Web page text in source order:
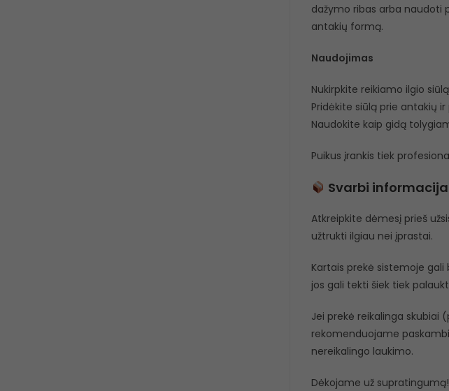
dažymo ribas arba naudoti
antakių formą.
Naudojimas
Nukirpkite reikiamo ilgio
Pridėkite siūlą prie antakių
Naudokite kaip gidą
Puikus įrankis tiek
Svarbi
Atkreipkite dėmesį prieš
užtrukti ilgiau nei įprastai.
Kartais prekė sistemoje
jos gali tekti šiek tiek
Jei prekė reikalinga skubiai
rekomenduojame
nereikalingo laukimo.
Dėkojame už supratingumą!